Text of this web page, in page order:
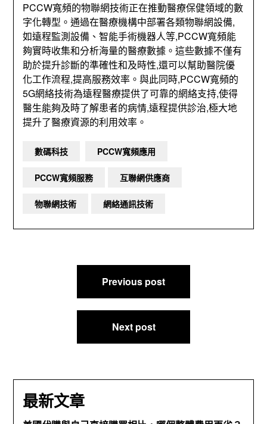
PCCW寬頻的物聯網技術正在推動醫療保健領域的數
字化轉型。通過在醫療機構中部署各類物聯網設備,
如遠程監測設備、智能手術機器人等,PCCW寬頻能
夠實時收集和分析海量的醫療數據。這些數據不僅有
助於提升診斷的準確性和及時性,還可以幫助醫院優
化工作流程,提高服務效率。與此同時,PCCW寬頻的
5G網絡技術為遠程醫療提供了可靠的網絡支持,使得
醫生能夠及時了解患者的病情,遠程提供診治,極大地
提升了醫療資源的利用效率。
數碼科技 PCCW寬頻應用
PCCW寬頻服務 互聯網供應商
物聯網技術 網絡通訊技術
Previous post
Next post
最新文章